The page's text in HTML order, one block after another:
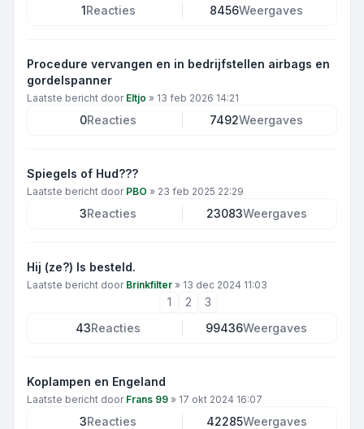
1Reacties 8456Weergaves
Procedure vervangen en in bedrijfstellen airbags en
gordelspanner
Laatste bericht door Eltjo » 13 feb 2026 14:21
0Reacties 7492Weergaves
Spiegels of Hud???
Laatste bericht door PBO » 23 feb 2025 22:29
3Reacties 23083Weergaves
Hij (ze?) Is besteld.
Laatste bericht door Brinkfilter » 13 dec 2024 11:03
1 2
3
43Reacties 99436Weergaves
Koplampen en Engeland
Laatste bericht door Frans 99 » 17 okt 2024 16:07
3Reacties 42285Weergaves